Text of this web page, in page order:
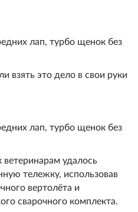
взять это дело в свои руки
удалось
тележку, использовав
вертолёта и
сварочного комплекта.